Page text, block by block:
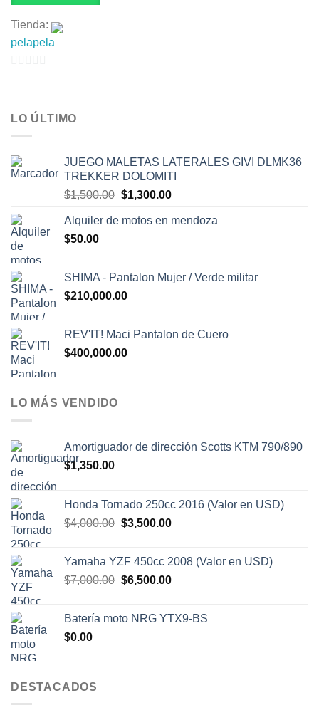
Tienda:
pelapela
5LO ÚLTIMO
JUEGO MALETAS LATERALES GIVI DLMK36
TREKKER DOLOMITI
$1,500.00 El
original
$1,300.00El
actual
Alquiler de motos en mendoza
$50.00
SHIMA - Pantalon Mujer / Verde militar
$210,000.00
REV'IT! Maci Pantalon de Cuero
$400,000.00
LO MÁS VENDIDO
Amortiguador de dirección Scotts KTM 790/890
$1,350.00
Honda Tornado 250cc 2016 (Valor en USD)
$4,000.00 El
era:
$4,000.00.
$3,500.00El
es:
$3,500.00.
Yamaha YZF 450cc 2008 (Valor en USD)
$7,000.00 El
era:
$6,500.00El
es:
Batería moto NRG YTX9-BS
$0.00
DESTACADOS